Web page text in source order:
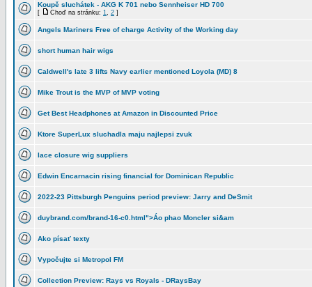
Koupě sluchátek - AKG K 701 nebo Sennheiser HD 700
[ Choď na stránku: 1, 2 ]
Angels Mariners Free of charge Activity of the Working day
short human hair wigs
Caldwell's late 3 lifts Navy earlier mentioned Loyola (MD) 8
Mike Trout is the MVP of MVP voting
Get Best Headphones at Amazon in Discounted Price
Ktore SuperLux sluchadla maju najlepsi zvuk
lace closure wig suppliers
Edwin Encarnacin rising financial for Dominican Republic
2022-23 Pittsburgh Penguins period preview: Jarry and DeSmit
duybrand.com/brand-16-c0.html">Áo phao Moncler si&am
Ako písať texty
Vypočujte si Metropol FM
Collection Preview: Rays vs Royals - DRaysBay